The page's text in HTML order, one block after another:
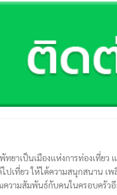
ทยาเป็นเมืองแห่งการท่องเที่ย
ปเที่ยว ให้ได้ความสนุกสนาน
ความสัมพันธ์กับคนในครอบครัว